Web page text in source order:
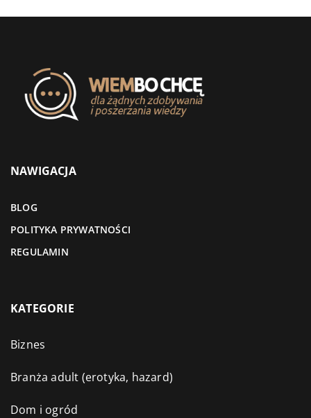
NAWIGACJA
BLOG
POLITYKA PRYWATNOŚCI
REGULAMIN
KATEGORIE
Biznes
Branża adult (erotyka, hazard)
Dom i ogród